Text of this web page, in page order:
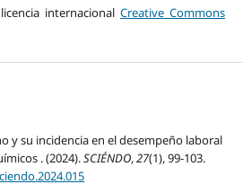
internacional Creative Commons
y su incidencia en el desempeño laboral
. (2024).SCIÉNDO,27(1), 99-103.